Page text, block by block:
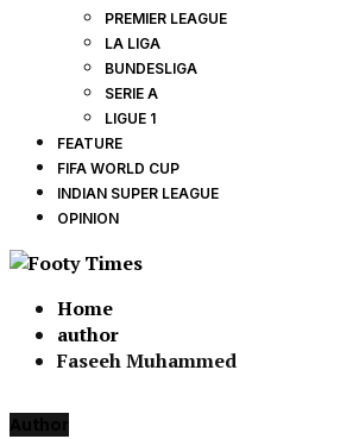
PREMIER LEAGUE
LA LIGA
BUNDESLIGA
SERIE A
LIGUE 1
FEATURE
FIFA WORLD CUP
INDIAN SUPER LEAGUE
OPINION
Home
author
Faseeh Muhammed